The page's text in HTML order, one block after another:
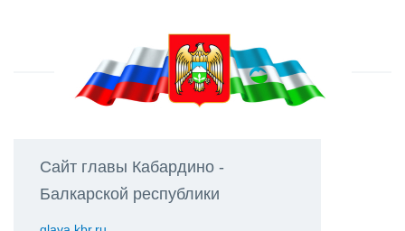
Сайт главы Кабардино -
Балкарской республики